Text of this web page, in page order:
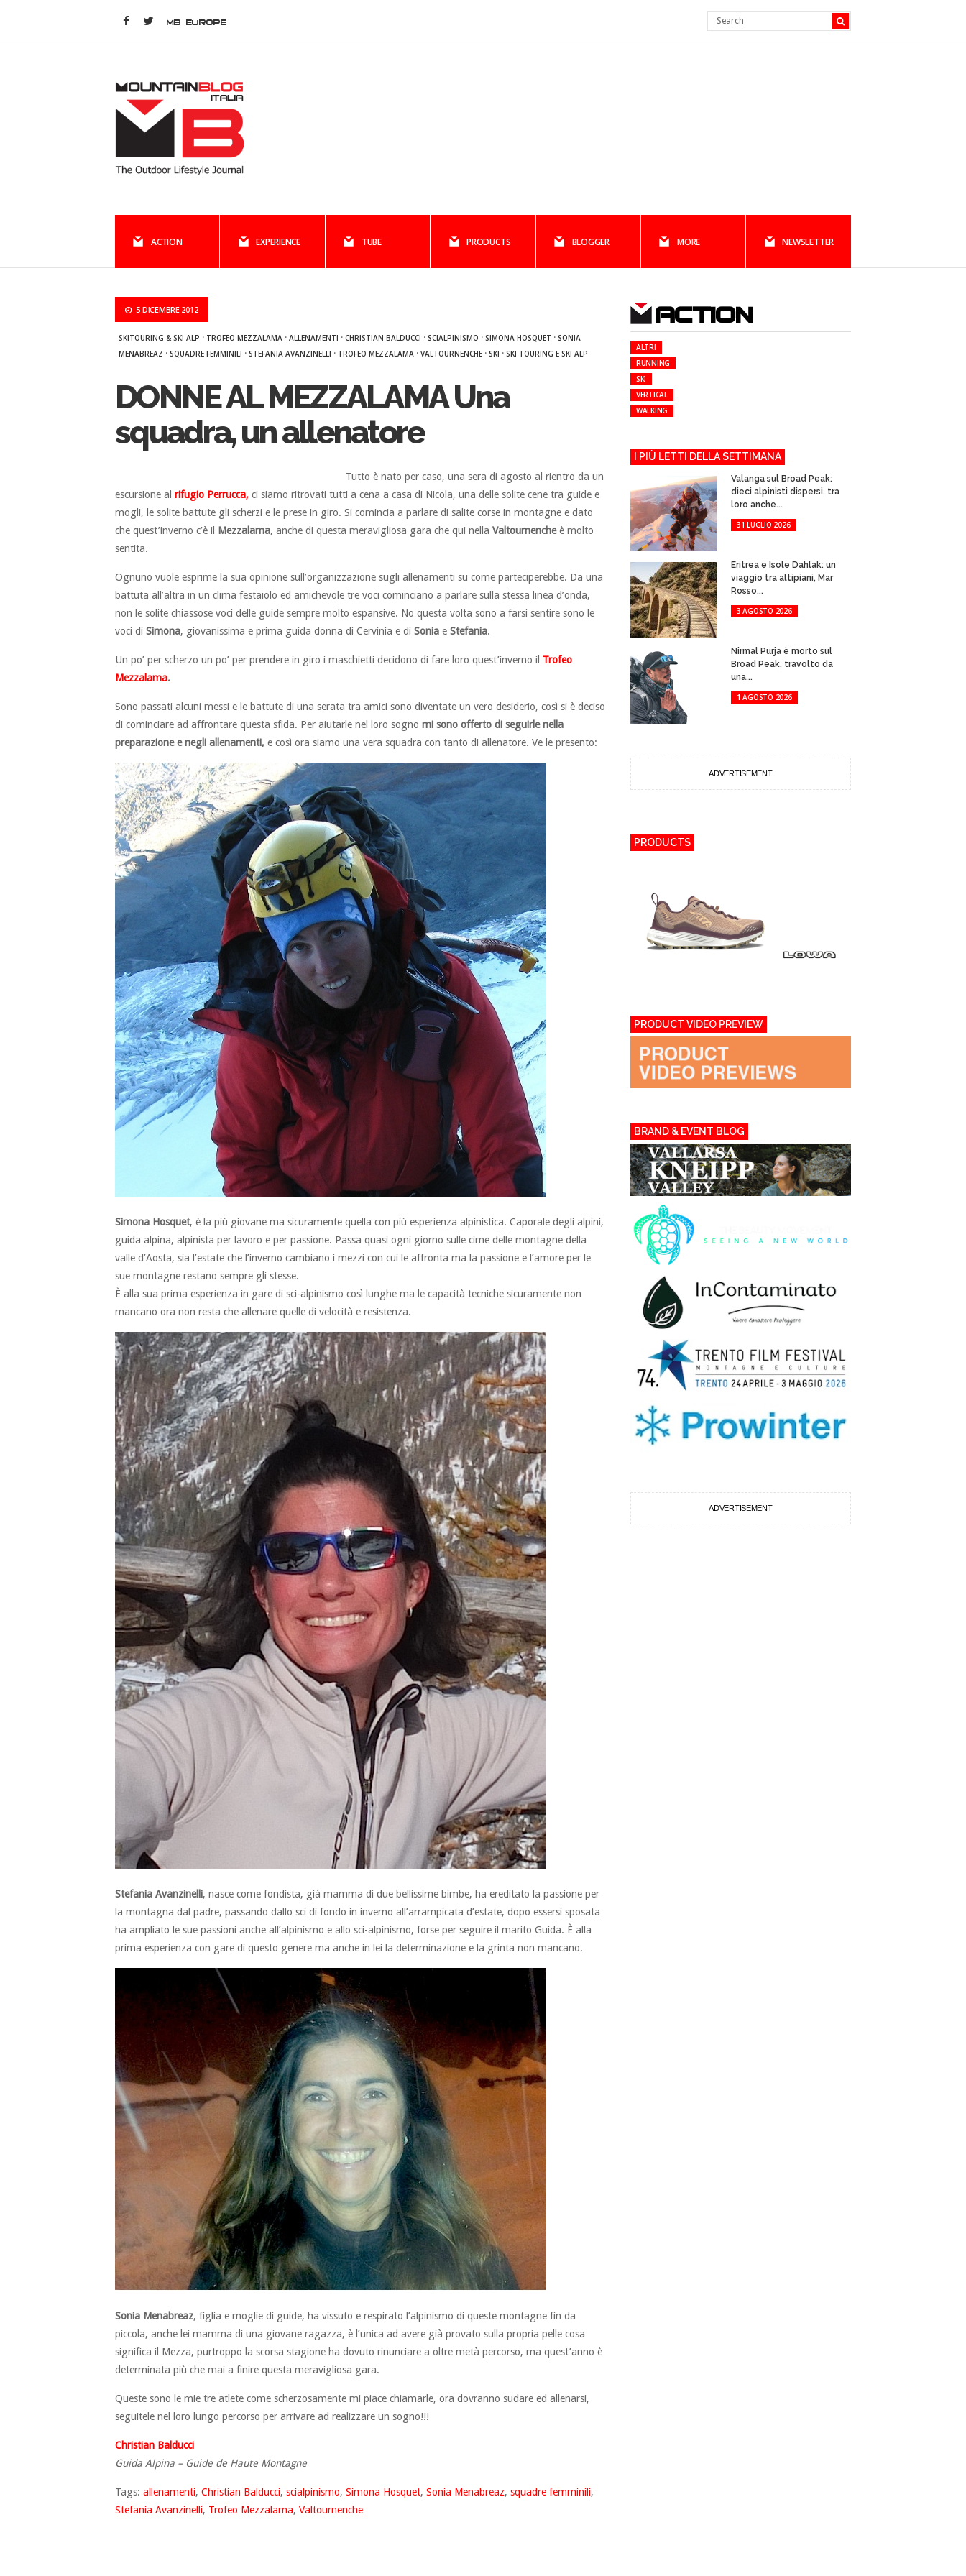
MB EUROPE
ACTION EXPERIENCE TUBE PRODUCTS BLOGGER MORE NEWSLETTER
5 DICEMBRE 2012
SKITOURING & SKI ALP · TROFEO MEZZALAMA · ALLENAMENTI · CHRISTIAN BALDUCCI · SCIALPINISMO · SIMONA HOSQUET · SONIA
MENABREAZ · SQUADRE FEMMINILI · STEFANIA AVANZINELLI · TROFEO MEZZALAMA · VALTOURNENCHE · SKI · SKI TOURING E SKI ALP
DONNE AL MEZZALAMA Una
squadra, un allenatore
Tutto è nato per caso, una sera di agosto al rientro da un
escursione al rifugio Perrucca, ci siamo ritrovati tutti a cena a casa di Nicola, una delle solite cene tra guide e
mogli, le solite battute gli scherzi e le prese in giro. Si comincia a parlare di salite corse in montagne e dato
che quest’inverno c’è il
Mezzalama, anche di questa meravigliosa gara che qui nella Valtournencheè molto
sentita.
Ognuno vuole esprime la sua opinione sull’organizzazione sugli allenamenti su come parteciperebbe. Da una
battuta all’altra in un clima festaiolo ed amichevole tre voci cominciano a parlare sulla stessa linea d’onda,
non le solite chiassose voci delle guide sempre molto espansive. No questa volta sono a farsi sentire sono le
voci di Simona, giovanissima e prima guida donna di Cervinia e di Sonia e Stefania.
Un po’ per scherzo un po’ per prendere in giro i maschietti decidono di fare loro quest’inverno il Trofeo
Mezzalama.
Sono passati alcuni messi e le battute di una serata tra amici sono diventate un vero desiderio, così si è deciso
di cominciare ad affrontare questa sfida. Per aiutarle nel loro sogno mi sono offerto di seguirle nella
preparazione e negli allenamenti, e così ora siamo una vera squadra con tanto di allenatore. Ve le presento:
Simona Hosquet, è la più giovane ma sicuramente quella con più esperienza alpinistica. Caporale degli alpini,
guida alpina, alpinista per lavoro e per passione. Passa quasi ogni giorno sulle cime delle montagne della
valle d’Aosta, sia l’estate che l’inverno cambiano i mezzi con cui le affronta ma la passione e l’amore per le
sue montagne restano sempre gli stesse.
È alla sua prima esperienza in gare di sci-alpinismo così lunghe ma le capacità tecniche sicuramente non
mancano ora non resta che allenare quelle di velocità e resistenza.
Stefania Avanzinelli, nasce come fondista, già mamma di due bellissime bimbe, ha ereditato la passione per
la montagna dal padre, passando dallo sci di fondo in inverno all’arrampicata d’estate, dopo essersi sposata
ha ampliato le sue passioni anche all’alpinismo e allo sci-alpinismo, forse per seguire il marito Guida. È alla
prima esperienza con gare di questo genere ma anche in lei la determinazione e la grinta non mancano.
Sonia Menabreaz, figlia e moglie di guide, ha vissuto e respirato l’alpinismo di queste montagne fin da
piccola, anche lei mamma di una giovane ragazza, è l’unica ad avere già provato sulla propria pelle cosa
significa il Mezza, purtroppo la scorsa stagione ha dovuto rinunciare a oltre metà percorso, ma quest’anno è
determinata più che mai a finire questa meravigliosa gara.
Queste sono le mie tre atlete come scherzosamente mi piace chiamarle, ora dovranno sudare ed allenarsi,
seguitele nel loro lungo percorso per arrivare ad realizzare un sogno!!!
Christian Balducci
Guida Alpina – Guide de Haute Montagne
Tags: allenamenti, Christian Balducci, scialpinismo, Simona Hosquet, Sonia Menabreaz, squadre femminili,
Stefania Avanzinelli, Trofeo Mezzalama, Valtournenche
ACTION
ALTRI
RUNNING
SKI
VERTICAL
WALKING
I PIÙ LETTI DELLA SETTIMANA
Valanga sul Broad Peak:
dieci alpinisti dispersi, tra
loro anche...
31 LUGLIO 2026
Eritrea e Isole Dahlak: un
viaggio tra altipiani, Mar
Rosso...
3 AGOSTO 2026
Nirmal Purja è morto sul
Broad Peak, travolto da
una...
1 AGOSTO 2026
ADVERTISEMENT
PRODUCTS
PRODUCT VIDEO PREVIEW
BRAND & EVENT BLOG
ADVERTISEMENT